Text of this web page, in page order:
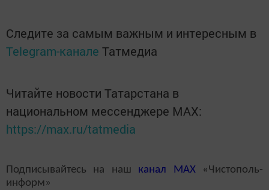
Следите за самым важным и интересным в
Telegram-канале Татмедиа
Читайте новости Татарстана в
национальном мессенджере MАХ:
https://max.ru/tatmedia
Подписывайтесь на наш канал MAX«Чистополь-
информ»